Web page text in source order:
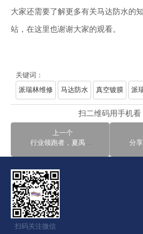
大家还需要了解更多有关马达防水的
站，在这里也谢谢大家的观看。
关键词：
派瑞林维修
马达防水 真空镀膜 派
扫二维码用手机看
上一个
扫码关注微信